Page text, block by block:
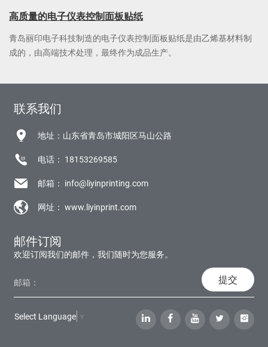
高质量的电子仪表控制面板贴纸
青岛丽印电子科技制造的电子仪表控制面板贴纸是由乙烯基材料制
成的，由高端技术处理，最终作为成品生产。
联系我们
地址：山东省青岛市城阳区马山公路
电话： 18153269585
邮箱： info@liyinprinting.com
网址：www.liyinprint.com
邮件订阅
欢迎订阅我们的邮件，我们随时为您服务。
提交
Select Language